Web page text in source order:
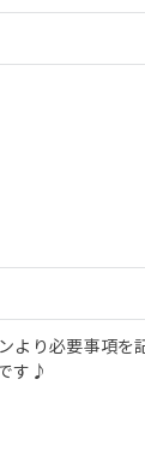
り必要事項を
す♪